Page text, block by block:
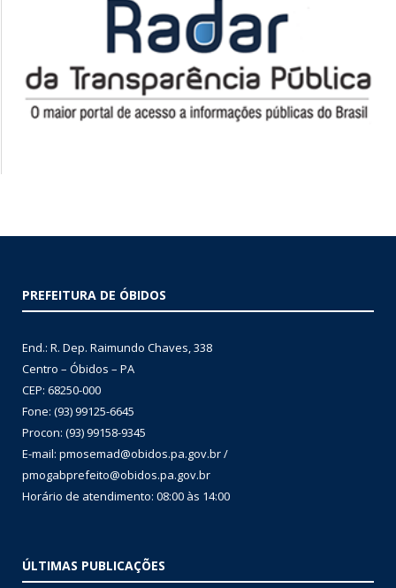
PREFEITURA DE ÓBIDOS
End.: R. Dep. Raimundo Chaves, 338
Centro – Óbidos – PA
CEP: 68250-000
Fone: (93) 99125-6645
Procon: (93) 99158-9345
E-mail: pmosemad@obidos.pa.gov.br /
pmogabprefeito@obidos.pa.gov.br
Horário de atendimento: 08:00 às 14:00
ÚLTIMAS PUBLICAÇÕES